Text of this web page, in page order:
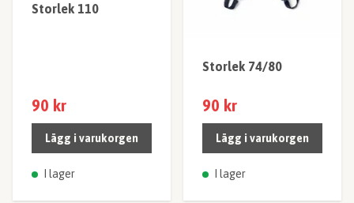
Storlek 110
90 kr
Lägg i varukorgen
I lager
Storlek 74/80
90 kr
Lägg i varukorgen
I lager